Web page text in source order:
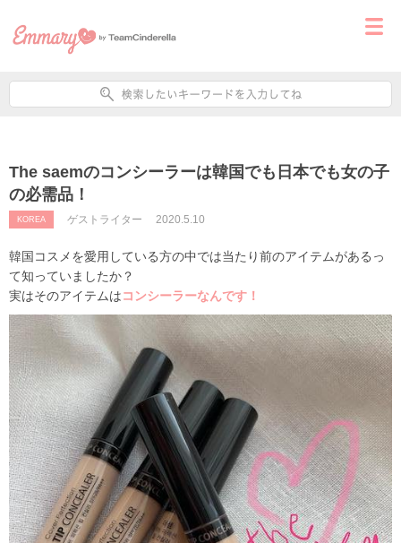
The saemのコンシーラーは韓国でも日本でも女の子
の必需品！
KOREA ゲストライター 2020.5.10
韓国コスメを愛用している方の中では当たり前のアイテムがあるっ
て知っていましたか？
実はそのアイテムはコンシーラーなんです！